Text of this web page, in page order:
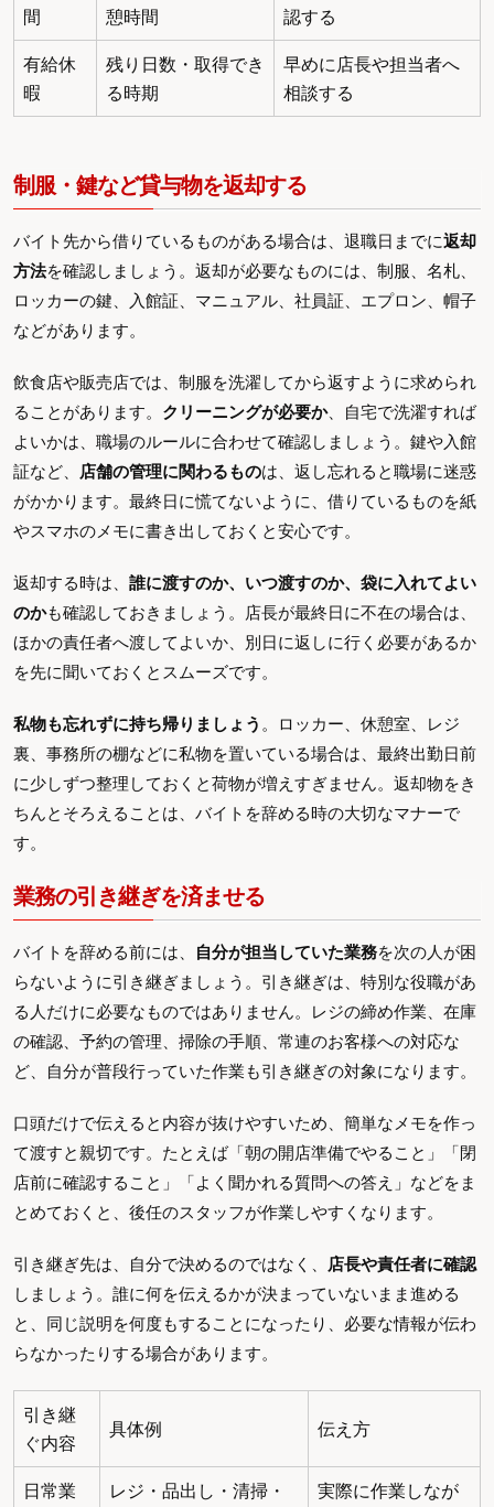
間
憩時間
認する
有給休
暇
残り日数・取得でき
る時期
早めに店長や担当者へ
相談する
制服・鍵など貸与物を返却する
バイト先から借りているものがある場合は、退職日までに返却
方法を確認しましょう。返却が必要なものには、制服、名札、
ロッカーの鍵、入館証、マニュアル、社員証、エプロン、帽子
などがあります。
飲食店や販売店では、制服を洗濯してから返すように求められ
ることがあります。 クリーニングが必要か、自宅で洗濯すれば
よいかは、職場のルールに合わせて確認しましょう。鍵や入館
証など、
店舗の管理に関わるものは、返し忘れると職場に迷惑
がかかります。最終日に慌てないように、借りているものを紙
やスマホのメモに書き出しておくと安心です。
返却する時は、 誰に渡すのか、いつ渡すのか、袋に入れてよい
のかも確認しておきましょう。店長が最終日に不在の場合は、
ほかの責任者へ渡してよいか、別日に返しに行く必要があるか
を先に聞いておくとスムーズです。
私物も忘れずに持ち帰りましょう 。ロッカー、休憩室、レジ
裏、事務所の棚などに私物を置いている場合は、最終出勤日前
に少しずつ整理しておくと荷物が増えすぎません。返却物をき
ちんとそろえることは、バイトを辞める時の大切なマナーで
す。
業務の引き継ぎを済ませる
バイトを辞める前には、 自分が担当していた業務を次の人が困
らないように引き継ぎましょう。引き継ぎは、特別な役職があ
る人だけに必要なものではありません。レジの締め作業、在庫
の確認、予約の管理、掃除の手順、常連のお客様への対応な
ど、自分が普段行っていた作業も引き継ぎの対象になります。
口頭だけで伝えると内容が抜けやすいため、簡単なメモを作っ
て渡すと親切です。たとえば「朝の開店準備でやること」「閉
店前に確認すること」「よく聞かれる質問への答え」などをま
とめておくと、後任のスタッフが作業しやすくなります。
引き継ぎ先は、自分で決めるのではなく、
店長や責任者に確認
しましょう。誰に何を伝えるかが決まっていないまま進める
と、同じ説明を何度もすることになったり、必要な情報が伝わ
らなかったりする場合があります。
引き継
ぐ内容
具体例 伝え方
日常業
レジ・品出し・清掃・
実際に作業しなが